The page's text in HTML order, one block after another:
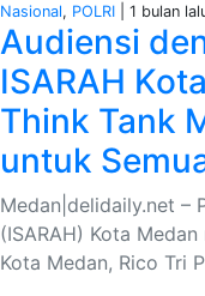
Nasional, POLRI | 1 bulan
Audiensi
ISARAH
Think Tank
untuk
Medan|delidaily.net –
(ISARAH) Kota
Kota Medan, Rico Tri